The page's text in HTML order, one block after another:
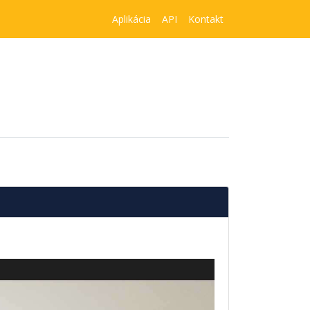
Aplikácia API Kontakt